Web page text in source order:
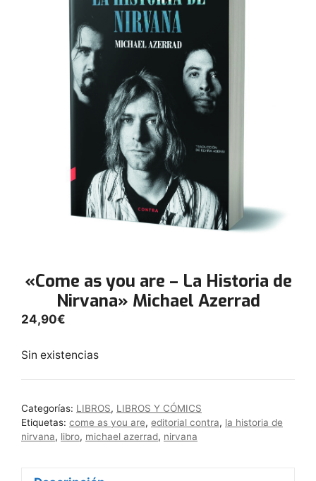
«Come as you are – La Historia de
Nirvana» Michael Azerrad
24,90€
Sin existencias
Categorías: LIBROS, LIBROS Y CÓMICS
Etiquetas: come as you are, editorial contra, la historia de
nirvana, libro, michael azerrad, nirvana